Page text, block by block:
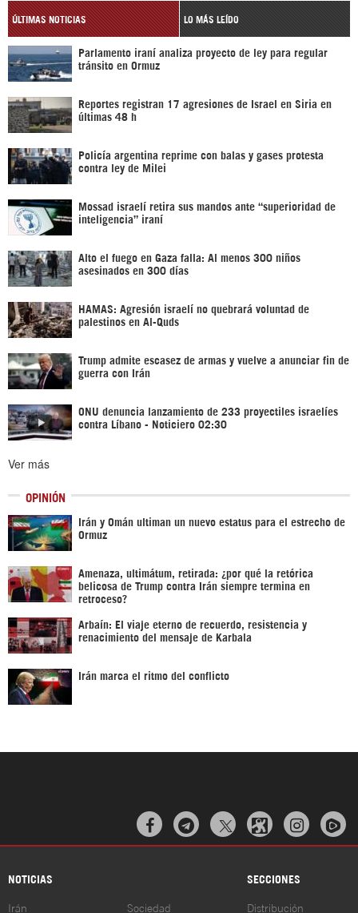
ÚLTIMAS NOTICIAS LO MÁS LEÍDO
Parlamento iraní analiza proyecto de ley para regular
tránsito en Ormuz
Reportes registran 17 agresiones de Israel en Siria en
últimas 48 h
Policía argentina reprime con balas y gases protesta
contra ley de Milei
Mossad israelí retira sus mandos ante “superioridad de
inteligencia” iraní
Alto el fuego en Gaza falla: Al menos 300 niños
asesinados en 300 días
HAMAS: Agresión israelí no quebrará voluntad de
palestinos en Al-Quds
Trump admite escasez de armas y vuelve a anunciar fin de
guerra con Irán
ONU denuncia lanzamiento de 233 proyectiles israelíes
contra Líbano - Noticiero 02:30
Ver más
OPINIÓN
Irán y Omán ultiman un nuevo estatus para el estrecho de
Ormuz
Amenaza, ultimátum, retirada: ¿por qué la retórica
belicosa de Trump contra Irán siempre termina en
retroceso?
Arbaín: El viaje eterno de recuerdo, resistencia y
renacimiento del mensaje de Karbala
Irán marca el ritmo del conflicto
  
NOTICIAS SECCIONES
Irán Sociedad Distribución